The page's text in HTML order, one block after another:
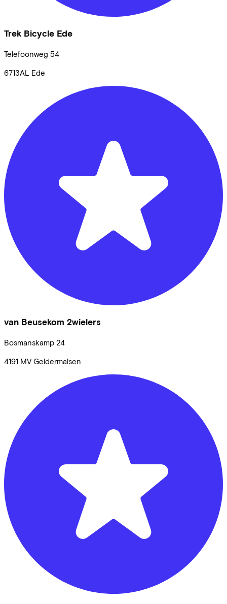
Trek Bicycle Ede
Telefoonweg 54
6713AL Ede
van Beusekom 2wielers
Bosmanskamp 24
4191 MV Geldermalsen